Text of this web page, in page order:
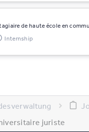
de haute école en
Internship
juriste